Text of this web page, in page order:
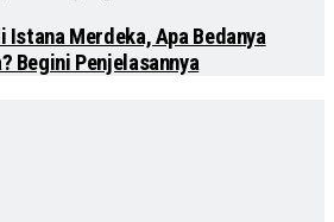
Istana Merdeka, Apa Bedanya
Begini Penjelasannya